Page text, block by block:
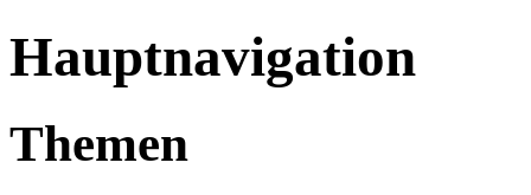
Hauptnavigation
Themen